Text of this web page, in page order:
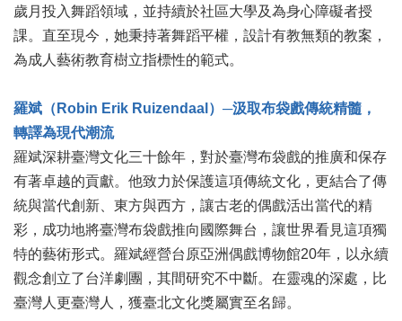
空
間
歷
文
化
節
慶
廉
政
專
區
珍
貴
歲月投入舞蹈領域，並持續於社區大學及為身心障礙者授
課。直至現今，她秉持著舞蹈平權，設計有教無類的教案，
為成人藝術教育樹立指標性的範式。
羅斌（Robin Erik Ruizendaal）─汲取布袋戲傳統精髓，
轉譯為現代潮流
羅斌深耕臺灣文化三十餘年，對於臺灣布袋戲的推廣和保存
有著卓越的貢獻。他致力於保護這項傳統文化，更結合了傳
統與當代創新、東方與西方，讓古老的偶戲活出當代的精
彩，成功地將臺灣布袋戲推向國際舞台，讓世界看見這項獨
特的藝術形式。羅斌經營台原亞洲偶戲博物館20年，以永續
觀念創立了台洋劇團，其間研究不中斷。在靈魂的深處，比
臺灣人更臺灣人，獲臺北文化獎屬實至名歸。